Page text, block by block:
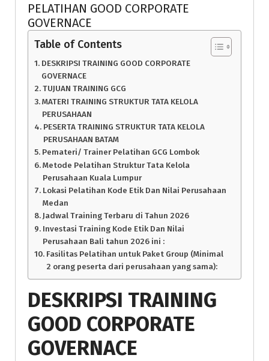
PELATIHAN GOOD CORPORATE
GOVERNACE
Table of Contents
DESKRIPSI TRAINING GOOD CORPORATE
GOVERNACE
TUJUAN TRAINING GCG
MATERI TRAINING STRUKTUR TATA KELOLA
PERUSAHAAN
PESERTA TRAINING STRUKTUR TATA KELOLA
PERUSAHAAN BATAM
Pemateri/ Trainer Pelatihan GCG Lombok
Metode Pelatihan Struktur Tata Kelola
Perusahaan Kuala Lumpur
Lokasi Pelatihan Kode Etik Dan Nilai Perusahaan
Medan
Jadwal Training Terbaru di Tahun 2026
Investasi Training Kode Etik Dan Nilai
Perusahaan Bali tahun 2026 ini :
Fasilitas Pelatihan untuk Paket Group (Minimal
2 orang peserta dari perusahaan yang sama):
DESKRIPSI TRAINING
GOOD CORPORATE
GOVERNACE